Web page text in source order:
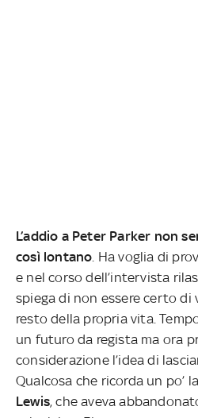
L’addio a Peter Parker non
così lontano . Ha voglia di
e nel corso dell’intervista
spiega di non essere certo di
resto della propria vita.
un futuro da regista ma ora
considerazione l’idea di
Qualcosa che ricorda un po’
Lewis, che aveva